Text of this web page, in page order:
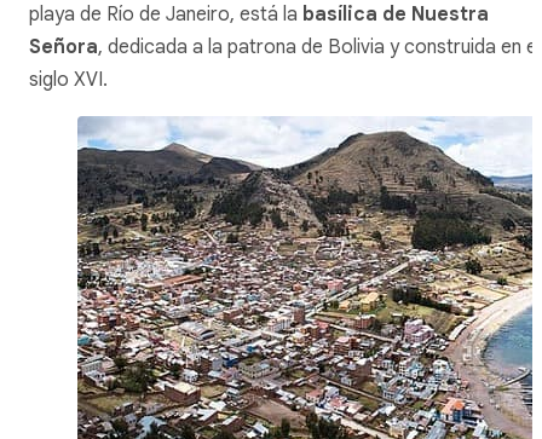
playa de Río de Janeiro, está la basílica de Nuestra
Señora, dedicada a la patrona de Bolivia y construida en el
siglo XVI.